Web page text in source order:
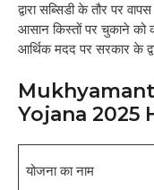
द्वारा सब्सिडी के तौर पर
आसान किस्तों पर चुकाने को
आर्थिक मदद पर सरकार के
Yojana 2025
योजना का नाम